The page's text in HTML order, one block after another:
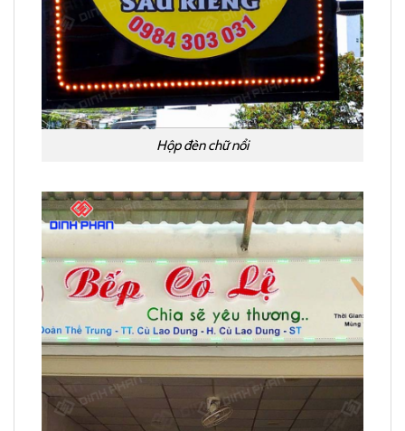
Hộp đèn chữ nổi